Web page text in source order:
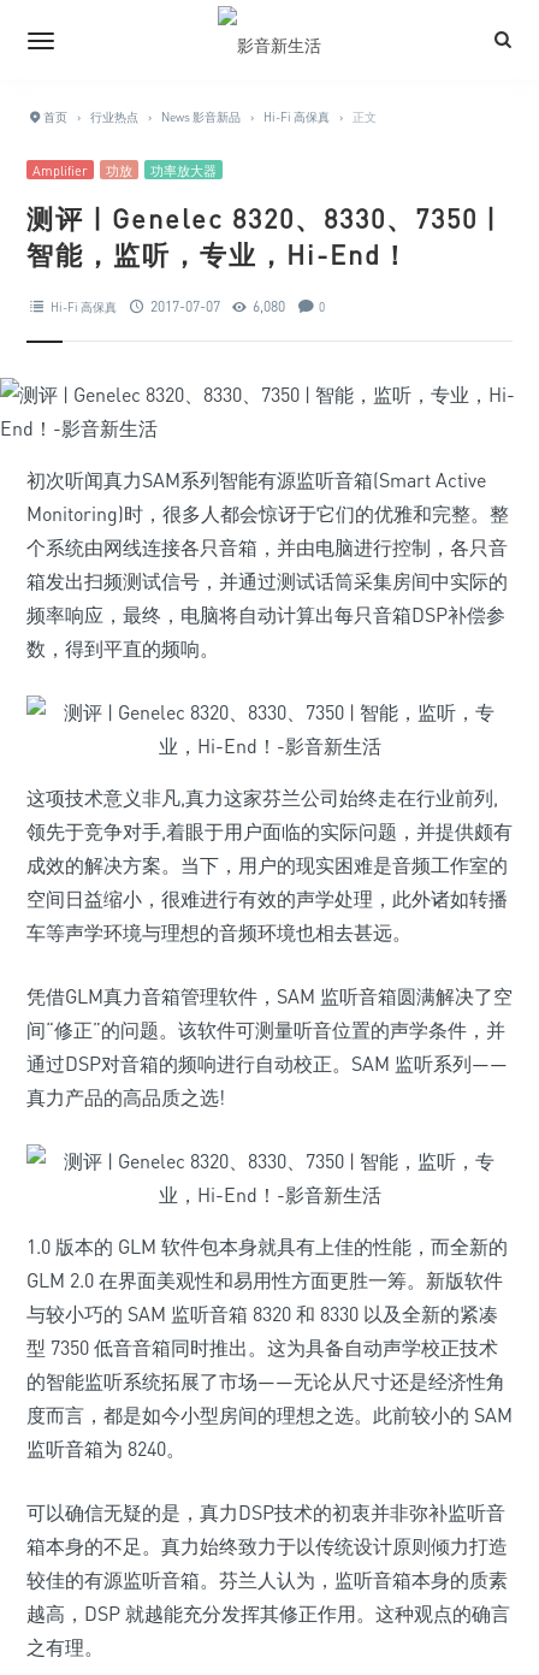
首页 › 行业热点 › News 影音新品 › Hi-Fi 高保真 › 正文
Amplifier 功放 功率放大器
测评 | Genelec 8320、8330、7350 |
智能，监听，专业，Hi-End！
Hi-Fi 高保真 2017-07-07 6,080 0
初次听闻真力SAM系列智能有源监听音箱(Smart Active
Monitoring)时，很多人都会惊讶于它们的优雅和完整。整
个系统由网线连接各只音箱，并由电脑进行控制，各只音
箱发出扫频测试信号，并通过测试话筒采集房间中实际的
频率响应，最终，电脑将自动计算出每只音箱DSP补偿参
数，得到平直的频响。
这项技术意义非凡,真力这家芬兰公司始终走在行业前列,
领先于竞争对手,着眼于用户面临的实际问题，并提供颇有
成效的解决方案。当下，用户的现实困难是音频工作室的
空间日益缩小，很难进行有效的声学处理，此外诸如转播
车等声学环境与理想的音频环境也相去甚远。
凭借GLM真力音箱管理软件，SAM 监听音箱圆满解决了空
间“修正”的问题。该软件可测量听音位置的声学条件，并
通过DSP对音箱的频响进行自动校正。SAM 监听系列——
真力产品的高品质之选!
1.0 版本的 GLM 软件包本身就具有上佳的性能，而全新的
GLM 2.0 在界面美观性和易用性方面更胜一筹。新版软件
与较小巧的 SAM 监听音箱 8320 和 8330 以及全新的紧凑
型 7350 低音音箱同时推出。这为具备自动声学校正技术
的智能监听系统拓展了市场——无论从尺寸还是经济性角
度而言，都是如今小型房间的理想之选。此前较小的 SAM
监听音箱为 8240。
可以确信无疑的是，真力DSP技术的初衷并非弥补监听音
箱本身的不足。真力始终致力于以传统设计原则倾力打造
较佳的有源监听音箱。芬兰人认为，监听音箱本身的质素
越高，DSP 就越能充分发挥其修正作用。这种观点的确言
之有理。